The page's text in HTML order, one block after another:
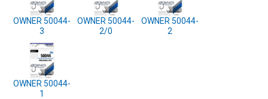
OWNER 50044-
3
OWNER 50044-
2/0
OWNER 50044-
2
OWNER 50044-
1